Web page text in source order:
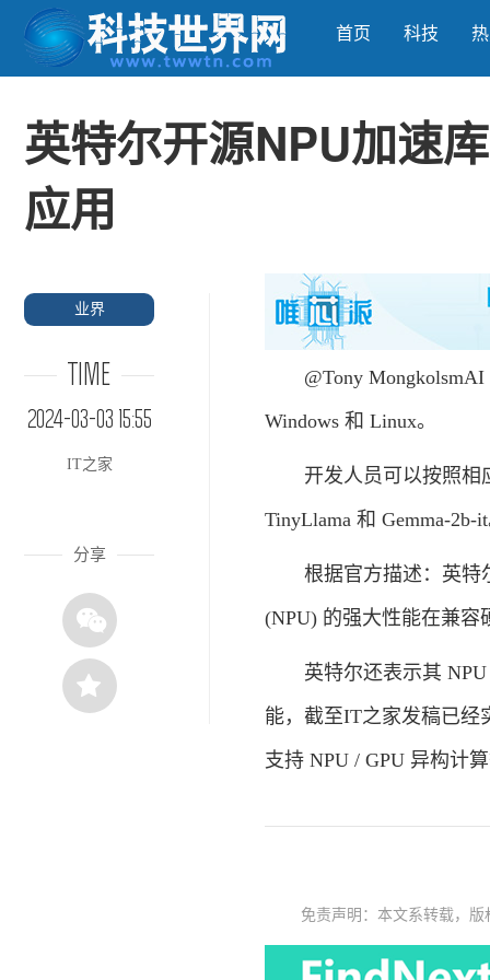
首页 科技
英特尔开源NPU加速
应用
业界
TIME
2024-03-03 15:55
IT之家
分享
@Tony MongkolsmAI
Windows 和 Linux。
开发人员可以按照相应
TinyLlama 和 Gemma-2b-
根据官方描述：英特尔
(NPU) 的强大性能在兼
英特尔还表示其 NPU
能，截至IT之家发稿已经
支持 NPU / GPU 异构计
免责声明：本文系转载，